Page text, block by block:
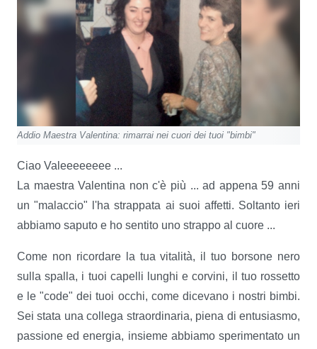
Addio Maestra Valentina: rimarrai nei cuori dei tuoi "bimbi"
Ciao Valeeeeeeee ...
La maestra Valentina non c'è più ... ad appena 59 anni
un "malaccio" l'ha strappata ai suoi affetti. Soltanto ieri
abbiamo saputo e ho sentito uno strappo al cuore ...
Come non ricordare la tua vitalità, il tuo borsone nero
sulla spalla, i tuoi capelli lunghi e corvini, il tuo rossetto
e le "code" dei tuoi occhi, come dicevano i nostri bimbi.
Sei stata una collega straordinaria, piena di entusiasmo,
passione ed energia, insieme abbiamo sperimentato un